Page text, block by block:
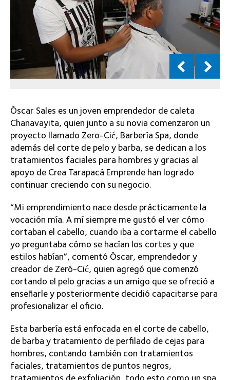
Óscar Sales es un joven emprendedor de caleta
Chanavayita, quien junto a su novia comenzaron un
proyecto llamado Zero-Cić, Barbería Spa, donde
además del corte de pelo y barba, se dedican a los
tratamientos faciales para hombres y gracias al
apoyo de Crea Tarapacá Emprende han logrado
continuar creciendo con su negocio.
“Mi emprendimiento nace desde prácticamente la
vocación mía. A mí siempre me gustó el ver cómo
cortaban el cabello, cuando iba a cortarme el cabello
yo preguntaba cómo se hacían los cortes y que
estilos habían”, comentó Óscar, emprendedor y
creador de Zeró-Cić, quien agregó que comenzó
cortando el pelo gracias a un amigo que se ofreció a
enseñarle y posteriormente decidió capacitarse para
profesionalizar el oficio.
Esta barbería está enfocada en el corte de cabello,
de barba y tratamiento de perfilado de cejas para
hombres, contando también con tratamientos
faciales, tratamientos de puntos negros,
tratamientos de exfoliación, todo esto como un spa